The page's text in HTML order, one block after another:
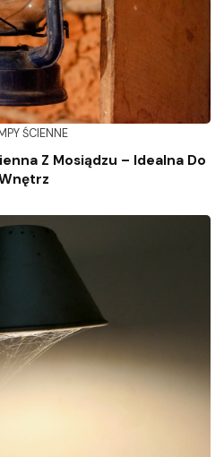
ŚCIENNE
Z Mosiądzu – Idealna Do